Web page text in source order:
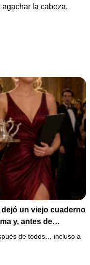
la cabeza.
dejó un viejo cuaderno
y, antes de
deben cumplir
de todos… incluso a